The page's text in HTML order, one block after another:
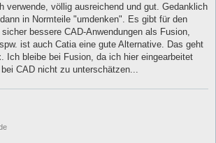
verwende, völlig ausreichend und gut. Gedanklich
in Normteile "umdenken". Es gibt für den
sicher bessere CAD-Anwendungen als Fusion,
ist auch Catia eine gute Alternative. Das geht
Ich bleibe bei Fusion, da ich hier eingearbeitet
CAD nicht zu unterschätzen...